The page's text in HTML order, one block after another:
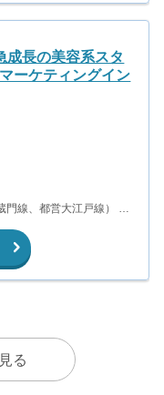
成長の美容系スタ
ーケティングイン
門線、都営大江戸線） 乃
る